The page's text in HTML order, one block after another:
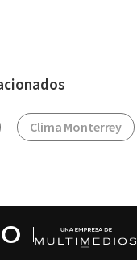
Clima Monterrey